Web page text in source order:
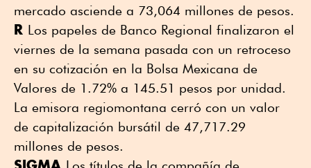
mercado asciende a 73,064 millones de pesos.
R Los papeles de Banco Regional finalizaron el
viernes de la semana pasada con un retroceso
en su cotización en la Bolsa Mexicana de
Valores de 1.72% a 145.51 pesos por unidad.
La emisora regiomontana cerró con un valor
de capitalización bursátil de 47,717.29
millones de pesos.